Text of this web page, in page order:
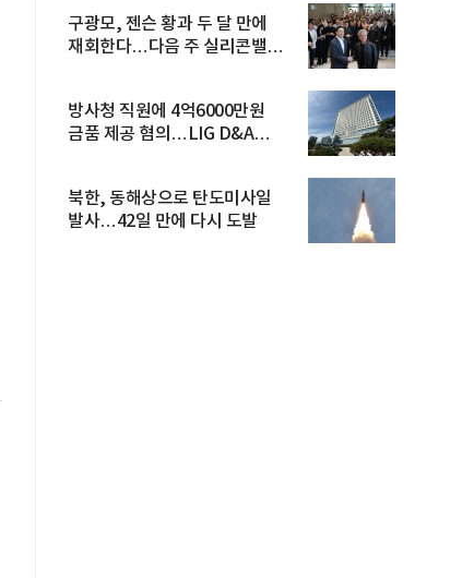
구광모, 젠슨 황과 두 달 만에
재회한다…다음 주 실리콘밸리
방사청 직원에 4억6000만원
금품 제공 혐의…LIG D&A
북한, 동해상으로 탄도미사일
발사…42일 만에 다시 도발